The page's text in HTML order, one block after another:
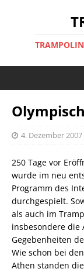
4. Dezember 2007
250 Tage vor
wurde im neu
Programm des
durchgespielt.
als auch im
insbesondere die
Gegebenheiten
Wie schon bei
Athen standen